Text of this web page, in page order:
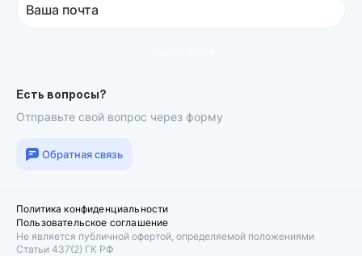
Ваша почта
Есть вопросы?
Отправьте свой вопрос через форму
Обратная связь
Политика конфиденциальности
Пользовательское соглашение
Не является публичной офертой, определяемой положениями
Статьи 437(2) ГК РФ